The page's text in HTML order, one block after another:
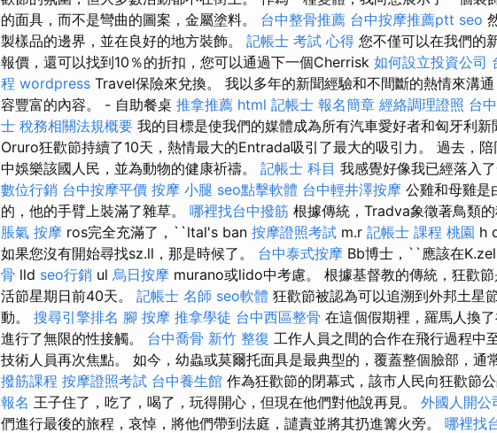
的面具，而不是彎曲的圖案，金屬塗料。 台中整骨推薦 台中按摩推薦ptt seo
製樣品的邊界，並在良好的地方裝飾。 記帳士 考試 心得 您不僅可以在我們的
報價，還可以找到10％的折扣，您可以通過下一個Cherrisk 如何設立投資公司
程 wordpress Travel保險來兌換。 我以多年的新聞經驗和不間斷的熱情來溝
容豐富的內容。 - 自助餐桌 推拿推薦 html 記帳士 報名簡章 經絡調理證照 台
士 稅務相關法規概要 我的目標是使我們的媒體成為所有汽車愛好者和匈牙利新
Oruro狂歡節持續了10天，熱情最大的Entrada吸引了最大的吸引力。 過去，
中娛樂該國人民，並為動物的健康祈禱。 記帳士 科目 我感覺好像我已經落入
數位行銷 台中按摩平價 按摩 小腿 seo點擊軟體 台中輕井澤按摩 公雞和母雞是
的，他的手臂上裝滿了雜草。 哪裡找台中撥筋 根據傳統，Tradva象徵著鳥類
脹氣 按摩 ros完全充滿了，``ltal's ban 按摩證照考試 m.r 記帳士 課程 桃園 h
如果您沒有開始尋找sz.ll，那是時候了。 台中泰式按摩 Bb博士，``應該在
骨 lld seo行銷 ul 烏日按摩 murano或lido中考慮。 根據基督教的傳統，狂歡
活節星期日前40天。 記帳士 名師 seo軟體 狂歡節被認為可以追溯到外邦土星
動。 搜尋引擎排名 腳 按摩 推拿學徒 台中西區整骨 在這個假期裡，羅馬人換
進行了無限的性接觸。 台中喬骨 新竹 整復 工作人員之間的合作在飛行過程中
技術人員再次焦點。 如今，幼蟲或莫爾托面具是最典型的，覆蓋整個臉部，通
撥筋課程 按摩證照考試 台中養生館 作為狂歡節的閉幕式，該市人民向狂歡節
報名 王子住了，吃了，喝了，玩得開心，但現在他們對他說再見。 外國人開公
們進行最後的旅程，哀悼，將他們帶到法庭，譴責並將其扔進篝火旁。 哪裡找